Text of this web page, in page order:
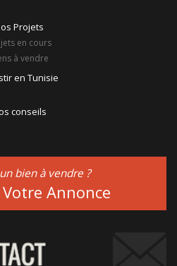
Projets
en cours
à vendre
en Tunisie
conseils
bien à vendre ?
Votre Annonce